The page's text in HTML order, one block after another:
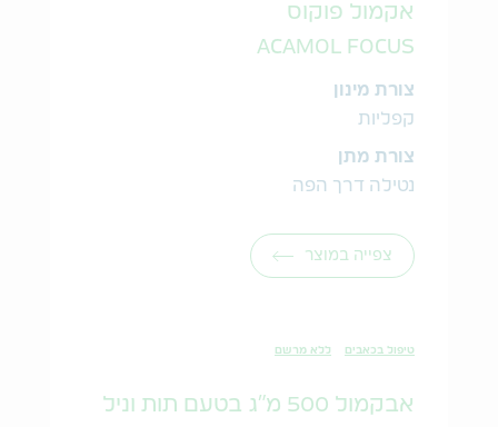
אקמול פוקוס
ACAMOL FOCUS
צורת מינון
קפליות
צורת מתן
נטילה דרך הפה
צפייה במוצר
טיפול בכאבים ללא מרשם
אבקמול 500 מ"ג בטעם תות וניל